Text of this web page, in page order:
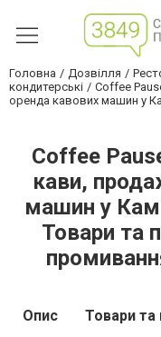
Головна Дозвілля
кондитерські
Coffee
оренда кавових машин у
Coffee
кави,
машин у
Товари та
Опис Товари та